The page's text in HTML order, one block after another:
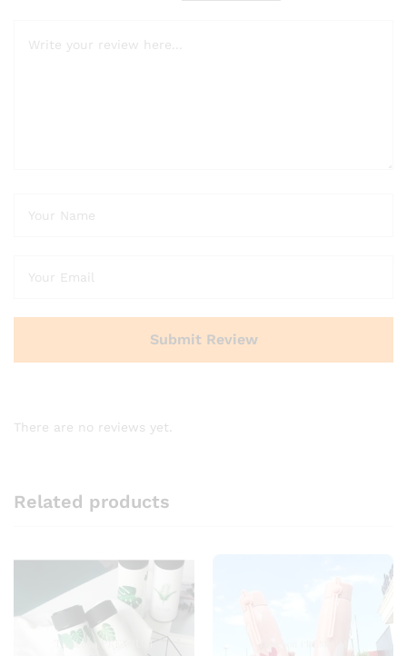
There are no reviews yet.
Related products